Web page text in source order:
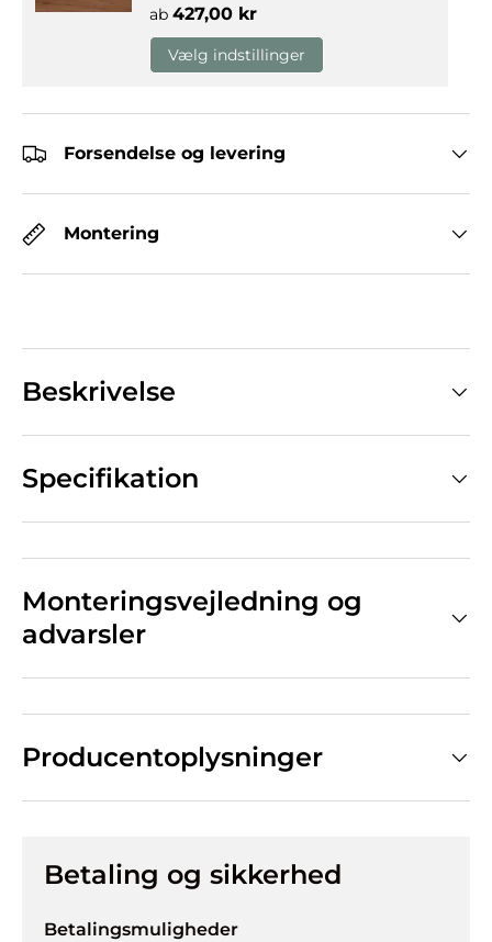
ab Normalpris
427,00 kr
Vælg indstillinger
Forsendelse og levering
Montering
Beskrivelse
Specifikation
Monteringsvejledning og
advarsler
Producentoplysninger
Betaling og sikkerhed
Betalingsmuligheder